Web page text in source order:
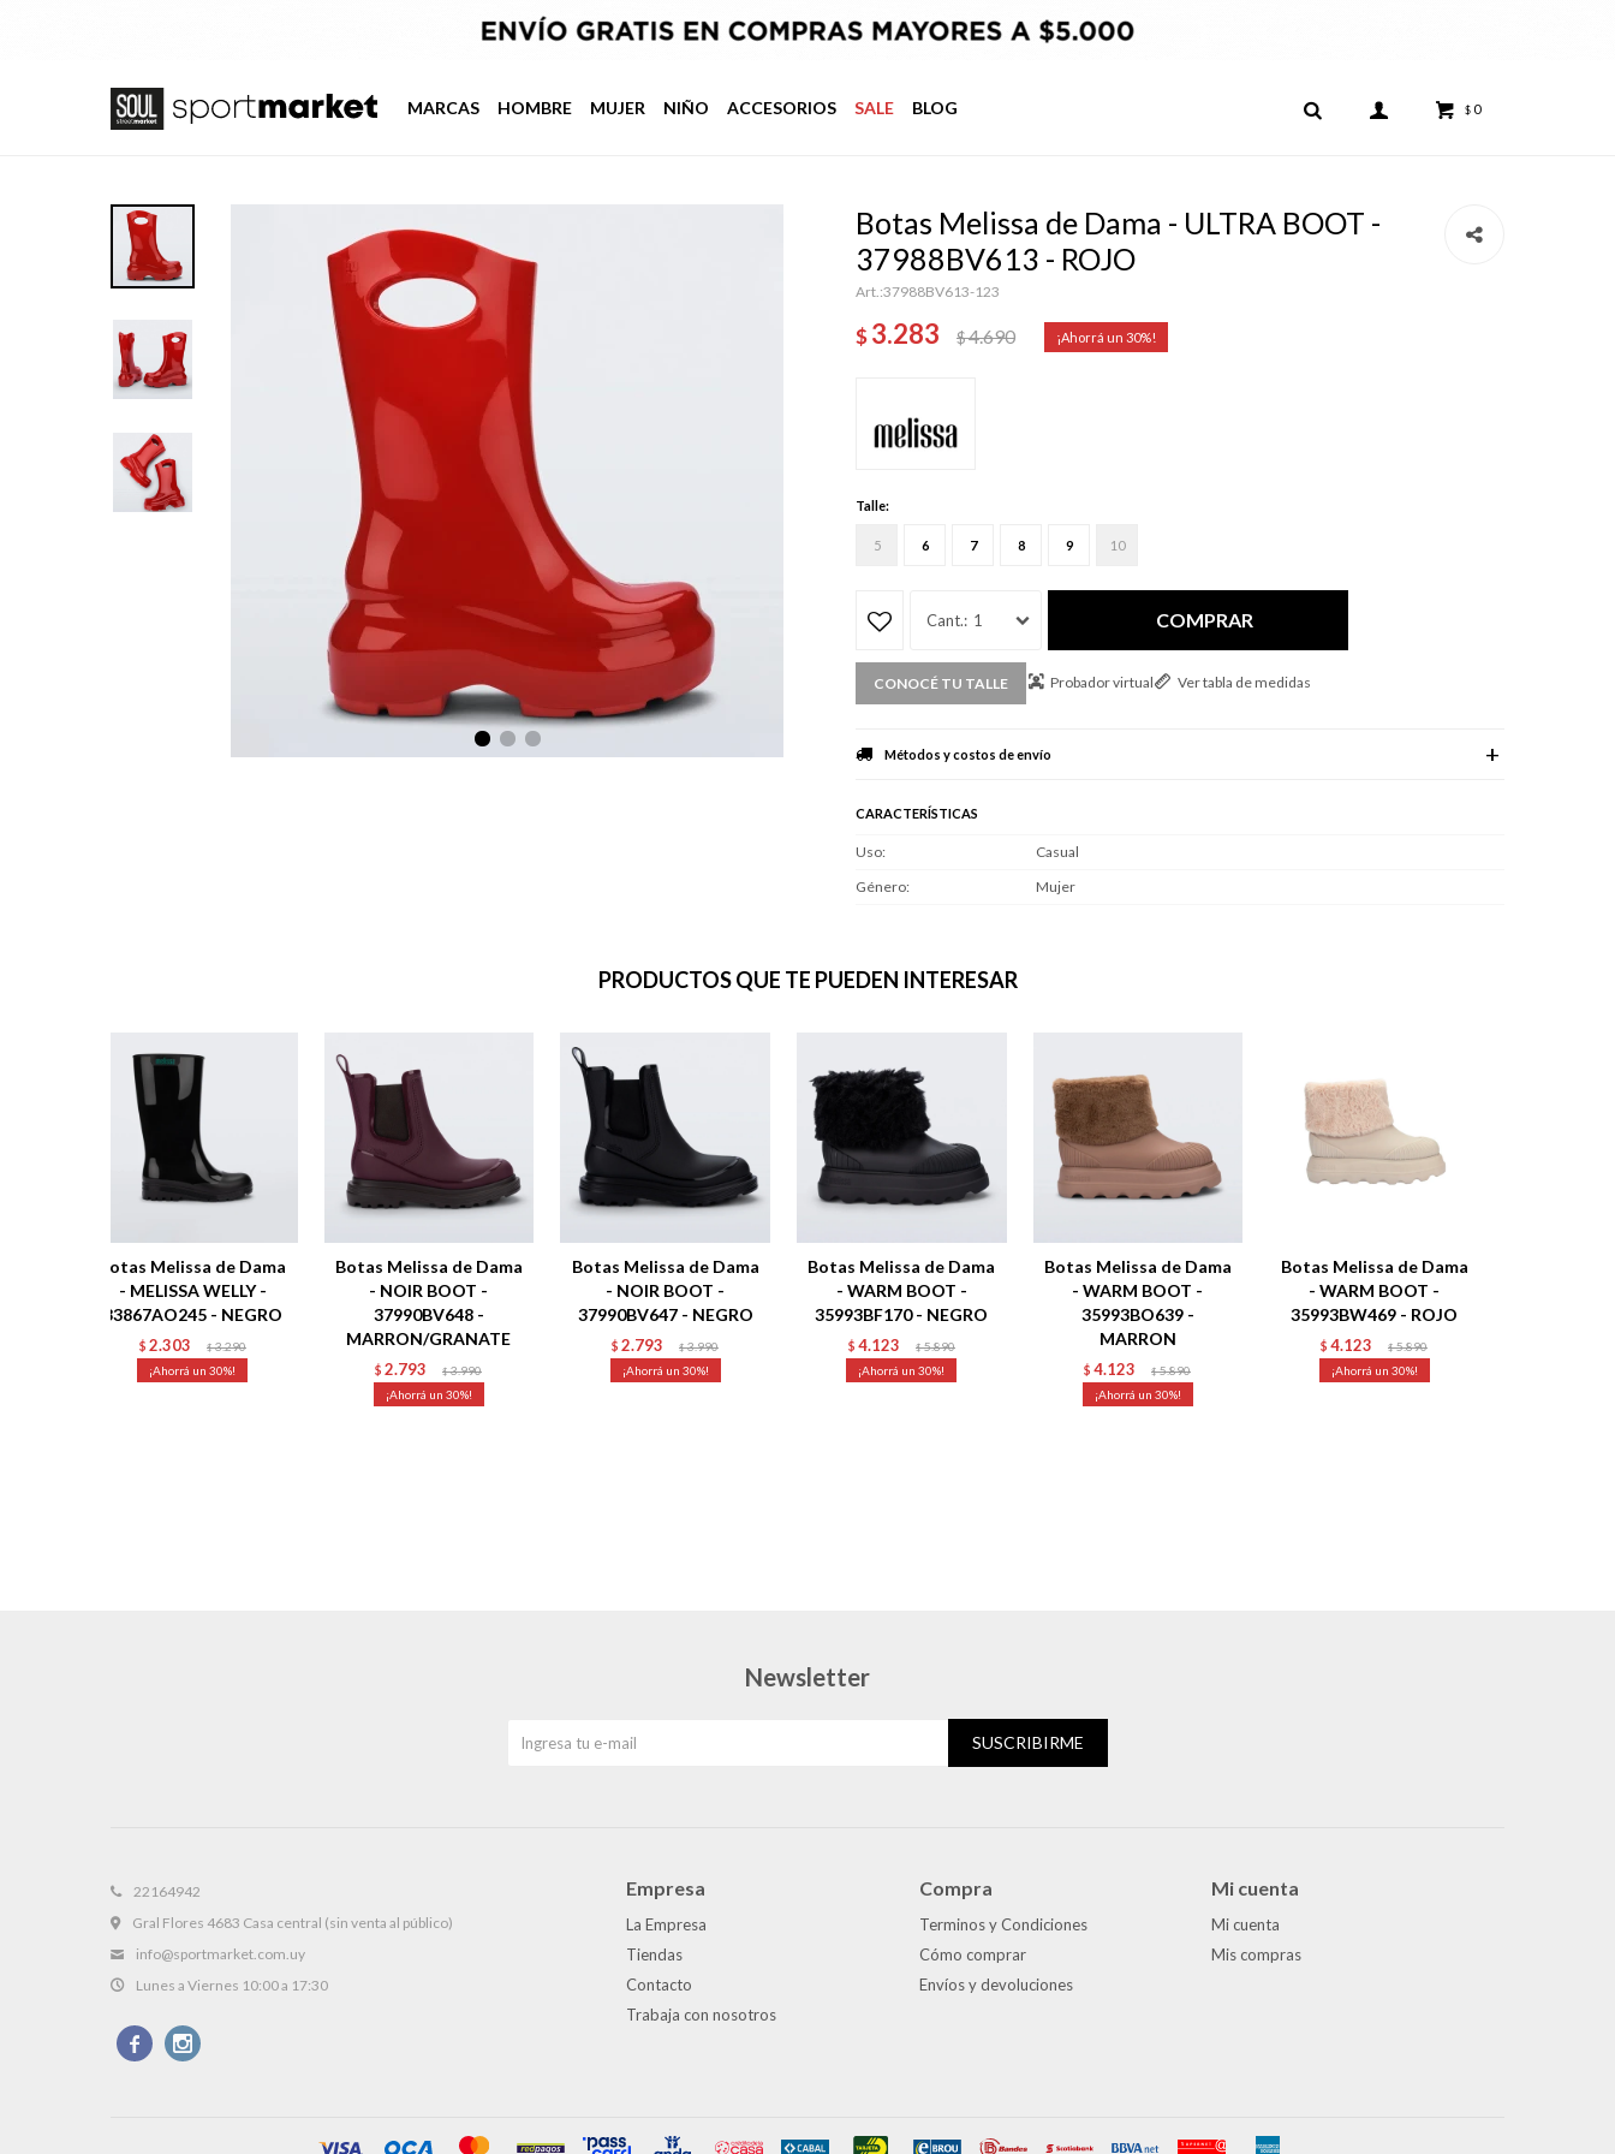
MARCAS HOMBRE MUJER NIÑO ACCESORIOS SALE BLOG $ 0
Botas Melissa de Dama - ULTRA BOOT -
37988BV613 - ROJO
37988BV613-123
$3.283 $4.690 30
Talle:
5 6 7 8 9 10
1 COMPRAR
CONOCÉ TU TALLE Probador virtual Ver tabla de medidas
Métodos y costos de envío
CARACTERÍSTICAS
Uso
Casual
Género
Mujer
PRODUCTOS QUE TE PUEDEN INTERESAR
Botas Melissa de Dama
- MELISSA WELLY -
33867AO245 - NEGRO
$ 2.303 $ 3.290
30
Botas Melissa de Dama
- NOIR BOOT -
37990BV648 -
MARRON/GRANATE
$ 2.793 $ 3.990
30
Botas Melissa de Dama
- NOIR BOOT -
37990BV647 - NEGRO
$ 2.793 $ 3.990
30
Botas Melissa de Dama
- WARM BOOT -
35993BF170 - NEGRO
$ 4.123 $ 5.890
30
Botas Melissa de Dama
- WARM BOOT -
35993BO639 -
MARRON
$ 4.123 $ 5.890
30
Botas Melissa de Dama
- WARM BOOT -
35993BW469 - ROJO
$ 4.123 $ 5.890
30
22164942
Gral Flores 4683 Casa central (sin venta al público)
info@sportmarket.com.uy
Lunes a Viernes 10:00 a 17:30
 
Empresa
La Empresa
Tiendas
Contacto
Trabaja con nosotros
Compra
Terminos y Condiciones
Cómo comprar
Envíos y devoluciones
Mi cuenta
Mi cuenta
Mis compras
Newsletter
SUSCRIBIRME